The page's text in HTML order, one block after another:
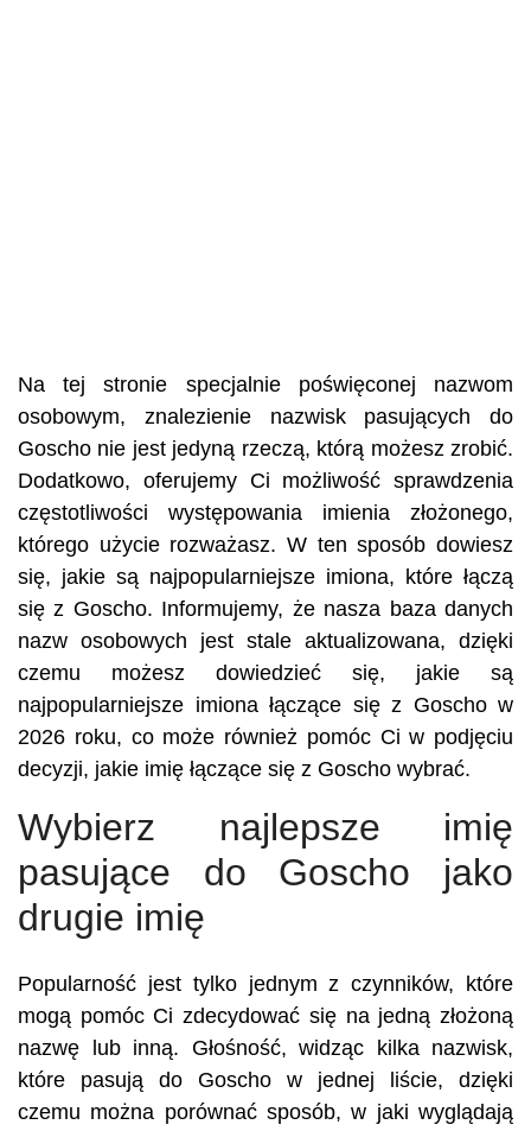
Na tej stronie specjalnie poświęconej nazwom
osobowym, znalezienie nazwisk pasujących do
Goscho nie jest jedyną rzeczą, którą możesz zrobić.
Dodatkowo, oferujemy Ci możliwość sprawdzenia
częstotliwości występowania imienia złożonego,
którego użycie rozważasz. W ten sposób dowiesz
się, jakie są najpopularniejsze imiona, które łączą
się z Goscho. Informujemy, że nasza baza danych
nazw osobowych jest stale aktualizowana, dzięki
czemu możesz dowiedzieć się, jakie są
najpopularniejsze imiona łączące się z Goscho w
2026 roku, co może również pomóc Ci w podjęciu
decyzji, jakie imię łączące się z Goscho wybrać.
Wybierz najlepsze imię
pasujące do Goscho jako
drugie imię
Popularność jest tylko jednym z czynników, które
mogą pomóc Ci zdecydować się na jedną złożoną
nazwę lub inną. Głośność, widząc kilka nazwisk,
które pasują do Goscho w jednej liście, dzięki
czemu można porównać sposób, w jaki wyglądają